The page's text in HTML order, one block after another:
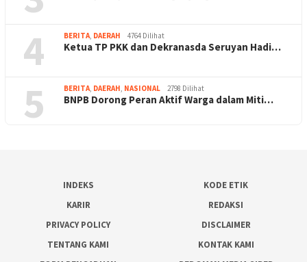
4 BERITA DAERAH 4764 Dilihat
Ketua TP PKK dan Dekranasda Seruyan Hadi…
5 BERITA DAERAH NASIONAL 2798 Dilihat
BNPB Dorong Peran Aktif Warga dalam Miti…
INDEKS
KODE ETIK
KARIR
REDAKSI
PRIVACY POLICY
DISCLAIMER
TENTANG KAMI
KONTAK KAMI